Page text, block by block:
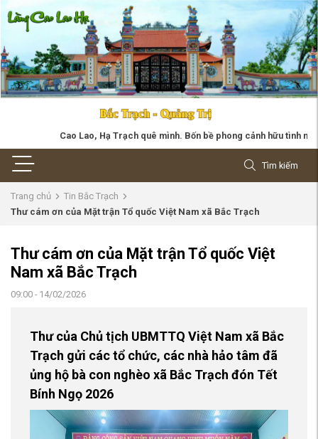
Cao Lao, Hạ Trạch quê mình. Bốn bề phong cảnh hữu tình nước non.
Tìm kiếm
Trang chủ
Tin Bắc Trạch
Thư cám ơn của Mặt trận Tổ quốc Việt Nam xã Bắc Trạch
Thư cám ơn của Mặt trận Tổ quốc Việt
Nam xã Bắc Trạch
09:00 - 14/02/2026
Thư của Chủ tịch UBMTTQ Việt Nam xã Bắc
Trạch gửi các tổ chức, các nhà hảo tâm đã
ủng hộ bà con nghèo xã Bắc Trạch đón Tết
Bính Ngọ 2026